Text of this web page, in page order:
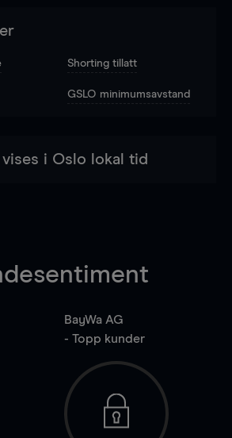
Shorting tillatt
GSLO minimumsavstand
i Oslo lokal tid
BayWa AG
- Topp kunder